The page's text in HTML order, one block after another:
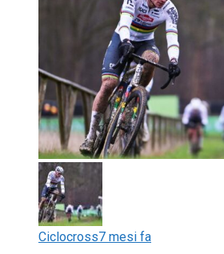
Ciclocross7 mesi fa